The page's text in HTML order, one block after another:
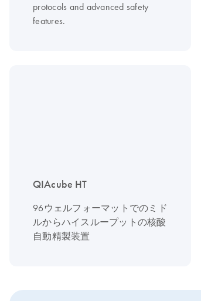
protocols and advanced safety
features.
QIAcube HT
96ウェルフォーマットでのミド
ルからハイスループットの核酸
自動精製装置